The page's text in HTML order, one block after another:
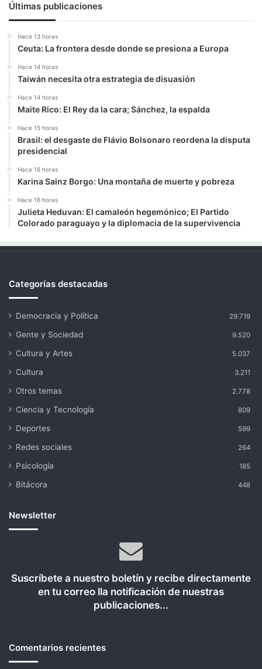
Últimas publicaciones
Hace 13 horas
Ceuta: La frontera desde donde se presiona a Europa
Hace 14 horas
Taiwán necesita otra estrategia de disuasión
Hace 14 horas
Maite Rico: El Rey da la cara; Sánchez, la espalda
Hace 15 horas
Brasil: el desgaste de Flávio Bolsonaro reordena la disputa
presidencial
Hace 16 horas
Karina Sainz Borgo: Una montaña de muerte y pobreza
Hace 16 horas
Julieta Heduvan: El camaleón hegemónico; El Partido
Colorado paraguayo y la diplomacia de la supervivencia
Categorías destacadas
Democracia y Política 29.719
Gente y Sociedad 9.520
Cultura y Artes 5.037
Cultura 3.211
Otros temas 2.778
Ciencia y Tecnología 809
Deportes 599
Redes sociales 264
Psicología 185
Bitácora 448
Newsletter
Suscríbete a nuestro boletín y recibe directamente
en tu correo lla notificación de nuestras
publicaciones...
Comentarios recientes